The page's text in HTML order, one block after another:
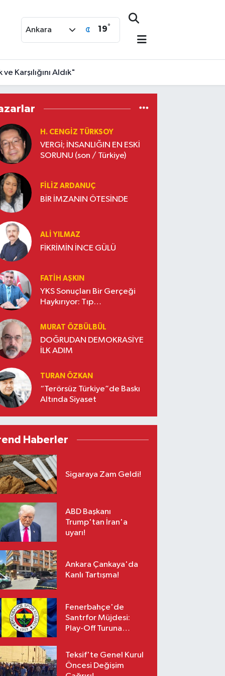
Ankara 19°
Karşılığını Aldık"
H. CENGIZ TÜRKSOY
VERGİ; İNSANLIĞIN EN ESKİ
SORUNU (son / Türkiye)
FILIZ ARDANUÇ
BİR İMZANIN ÖTESİNDE
ALI YILMAZ
FİKRİMİN İNCE GÜLÜ
FATIH AŞKIN
YKS Sonuçları Bir Gerçeği
Haykırıyor: Tıp
Dönem Başladı* -3-
MURAT ÖZBÜLBÜL
DOĞRUDAN DEMOKRASİYE
İLK ADIM
TURAN ÖZKAN
“Terörsüz Türkiye”de Baskı
Altında Siyaset
Haberler
Sigaraya Zam Geldi!
ABD Başkanı
Trump'tan İran'a
uyarı!
Ankara Çankaya'da
Kanlı Tartışma!
Fenerbahçe'de
Santrfor Müjdesi:
Play-Off Turuna
Teksif'te Genel Kurul
Öncesi Değişim